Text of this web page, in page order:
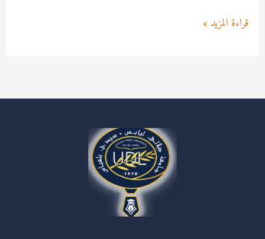
قراءة المزيد »